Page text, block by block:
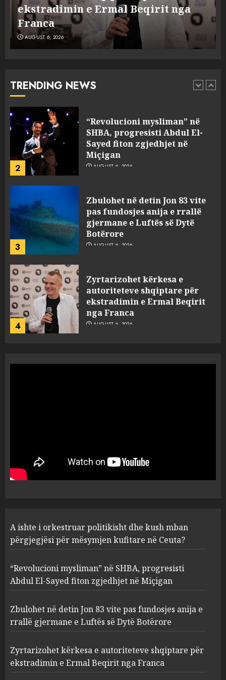
Anija kozmike e SpaceX përplaset
në Hënë
AUGUST 6, 2026
TRENDING NEWS
5
1
A ishte i orkestruar politikisht
AUGUST 6, 2026
2
“Revolucioni mysliman” në
SHBA, progresisti Abdul El-
Sayed fiton zgjedhjet në
Miçigan
AUGUST 6, 2026
3
Zbulohet në detin Jon 83 vite
pas fundosjes anija e rrallë
gjermane e Luftës së Dytë
Botërore
AUGUST 6, 2026
4
Zyrtarizohet kërkesa e
autoriteteve shqiptare për
ekstradimin e Ermal Beqirit
nga Franca
AUGUST 6, 2026
A do të ketë rrezik për Tokën?
1
për mësymjen kufitare në
Ceuta?
AUGUST 6, 2026
2
SHBA, progresisti Abdul El-
Sayed fiton zgjedhjet në
Miçigan
pas fundosjes anija e rrallë
gjermane e Luftës së Dytë
Botërore
Zyrtarizohet kërkesa e
A ishte i orkestruar politikisht dhe kush mban
përgjegjësi për mësymjen kufitare në Ceuta?
“Revolucioni mysliman” në SHBA, progresisti
Abdul El-Sayed fiton zgjedhjet në Miçigan
Zbulohet në detin Jon 83 vite pas fundosjes anija e
rrallë gjermane e Luftës së Dytë Botërore
Zyrtarizohet kërkesa e autoriteteve shqiptare për
ekstradimin e Ermal Beqirit nga Franca